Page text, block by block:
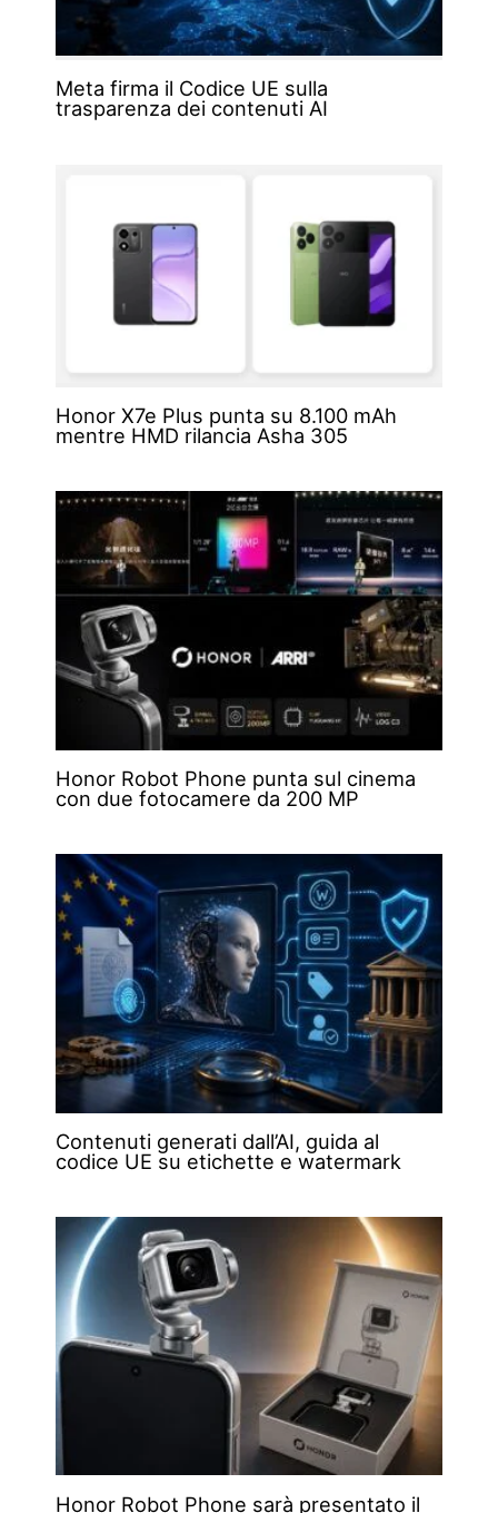
Meta firma il Codice UE sulla
trasparenza dei contenuti AI
Honor X7e Plus punta su 8.100 mAh
mentre HMD rilancia Asha 305
Honor Robot Phone punta sul cinema
con due fotocamere da 200 MP
Contenuti generati dall’AI, guida al
codice UE su etichette e watermark
Honor Robot Phone sarà presentato il